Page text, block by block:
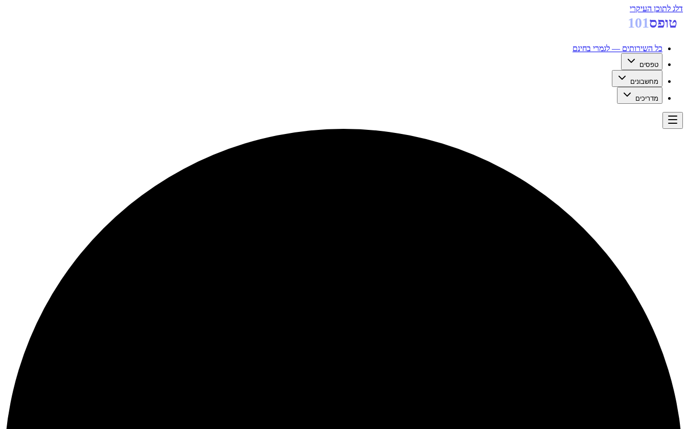
דלג לתוכן העיקרי
טופס101
כל השירותים — לגמרי בחינם
טפסים
מחשבונים
מדריכים